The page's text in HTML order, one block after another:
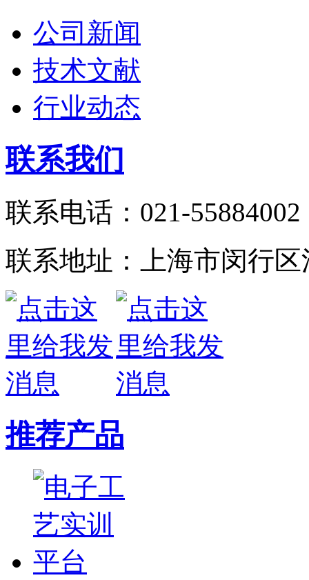
公司新闻
技术文献
行业动态
联系我们
联系电话：021-55884002
联系地址：上海市闵行区
推荐产品